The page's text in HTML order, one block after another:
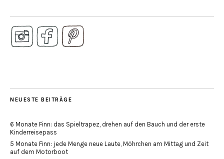
NEUESTE BEITRÄGE
6 Monate Finn: das Spieltrapez, drehen auf den Bauch und der erste
Kinderreisepass
5 Monate Finn: jede Menge neue Laute, Möhrchen am Mittag und Zeit
auf dem Motorboot